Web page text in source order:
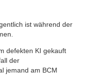
ist während der
defekten KI gekauft
der
jemand am BCM